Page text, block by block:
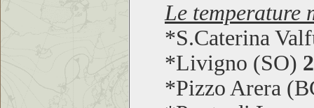
Le temperature
*S.Caterina
*Livigno (SO)
*Pizzo Arera